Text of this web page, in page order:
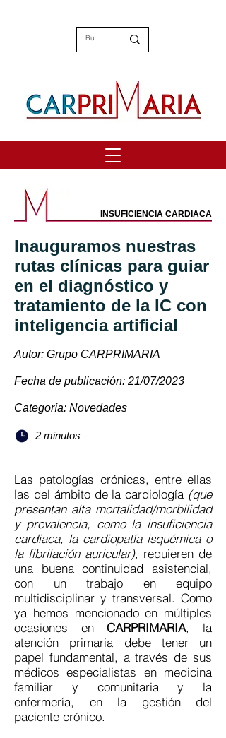
INSUFICIENCIA CARDIACA
Inauguramos nuestras
rutas clínicas para guiar
en el diagnóstico y
tratamiento de la IC con
inteligencia artificial
Autor: Grupo CARPRIMARIA
Fecha de publicación: 21/07/2023
Categoría: Novedades
2 minutos
Las patologías crónicas, entre ellas
las del ámbito de la cardiología (que
presentan alta mortalidad/morbilidad
y prevalencia, como la insuficiencia
cardiaca, la cardiopatía isquémica o
la fibrilación auricular), requieren de
una buena continuidad asistencial,
con un trabajo en equipo
multidisciplinar y transversal. Como
ya hemos mencionado en múltiples
ocasiones enCARPRIMARIA, la
atención primaria debe tener un
papel fundamental, a través de sus
médicos especialistas en medicina
familiar y comunitaria y la
enfermería, en la gestión del
paciente crónico.